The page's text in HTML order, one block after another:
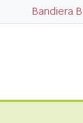
Bandiera